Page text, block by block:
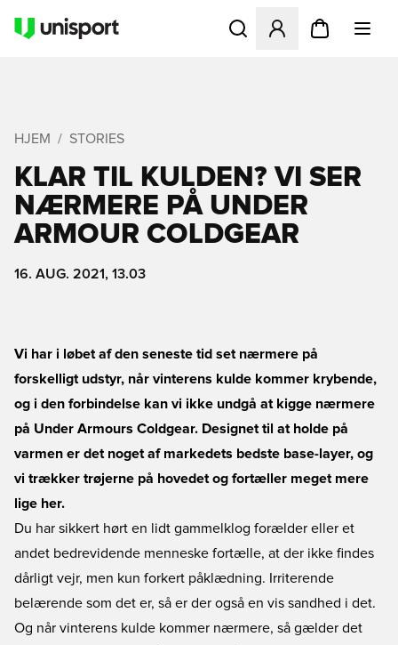
Åbner en Modal til at
HJEM STORIES
KLAR TIL KULDEN? VI SER
NÆRMERE PÅ UNDER
ARMOUR COLDGEAR
16. AUG. 2021, 13.03
Vi har i løbet af den seneste tid set nærmere på
forskelligt udstyr, når vinterens kulde kommer krybende,
og i den forbindelse kan vi ikke undgå at kigge nærmere
på Under Armours Coldgear. Designet til at holde på
varmen er det noget af markedets bedste base-layer, og
vi trækker trøjerne på hovedet og fortæller meget mere
lige her.
Du har sikkert hørt en lidt gammelklog forælder eller et
andet bedrevidende menneske fortælle, at der ikke findes
dårligt vejr, men kun forkert påklædning. Irriterende
belærende som det er, så er der også en vis sandhed i det.
Og når vinterens kulde kommer nærmere, så gælder det